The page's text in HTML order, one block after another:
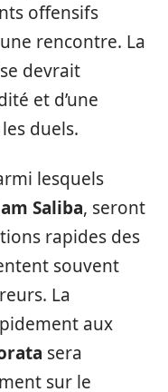
offensifs
rencontre. La
devrait
et d’une
duels.
lesquels
Saliba, seront
rapides des
souvent
La
aux
sera
sur le